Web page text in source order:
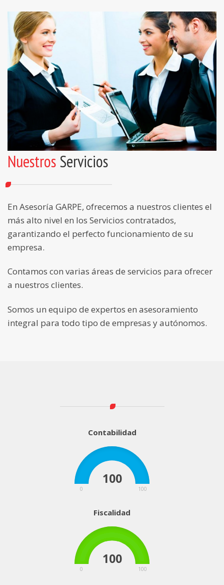
NuestrosServicios
En Asesoría GARPE, ofrecemos a nuestros clientes el
más alto nivel en los Servicios contratados,
garantizando el perfecto funcionamiento de su
empresa.
Contamos con varias áreas de servicios para ofrecer
a nuestros clientes.
Somos un equipo de expertos en asesoramiento
integral para todo tipo de empresas y autónomos.
Contabilidad
100
0 100
Fiscalidad
100
0 100